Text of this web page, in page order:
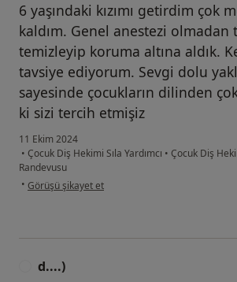
6 yaşındaki kızımı getirdim çok
kaldım. Genel anestezi
temizleyip koruma altına aldık.
tavsiye ediyorum. Sevgi dolu
sayesinde çocukların dilinden
ki sizi tercih etmişiz
11 Ekim 2024
• Çocuk Diş Hekimi Sıla Yardımcı • Çocuk Diş
Randevusu
• kullanıcının görüşüne göre e.....
Görüşü şikayet et
d....)